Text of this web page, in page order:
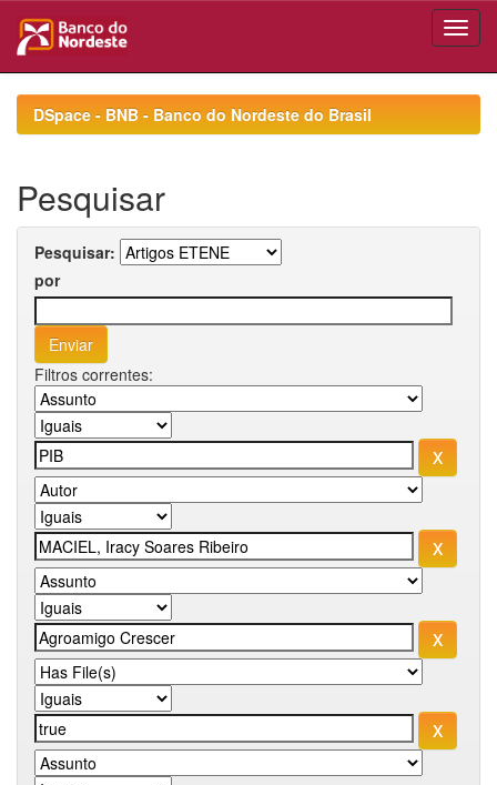
navigationDSpace - BNB - Banco do Nordeste do Brasil
Pesquisar
Pesquisar:
por
Filtros correntes: